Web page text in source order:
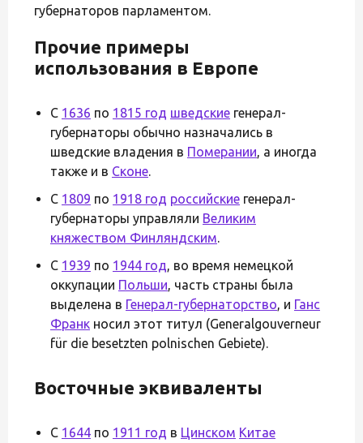
губернаторов парламентом.
Прочие примеры
использования в Европе
С 1636 по 1815 год шведские генерал-
губернаторы обычно назначались в
шведские владения в Померании, а иногда
также и в Сконе.
С 1809 по 1918 год российские генерал-
губернаторы управляли Великим
княжеством Финляндским.
С 1939 по 1944 год, во время немецкой
оккупации Польши, часть страны была
выделена в Генерал-губернаторство, и Ганс
Франк носил этот титул (Generalgouverneur
für die besetzten polnischen Gebiete).
Восточные эквиваленты
С 1644 по 1911 год в Цинском Китае